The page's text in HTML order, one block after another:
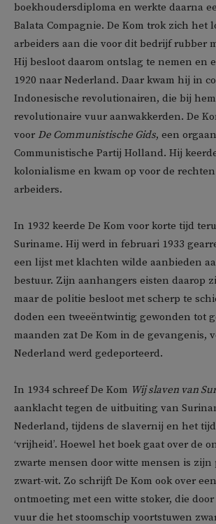
boekhoudersdiploma en werkte daarna
Balata Compagnie. De Kom trok zich het
arbeiders aan die voor dit bedrijf rubber
Hij besloot daarom ontslag te nemen en
1920 naar Nederland. Daar kwam hij in
Indonesische revolutionairen, die bij
revolutionaire vuur aanwakkerden. De
voor De Communistische Gids, een
Communistische Partij Holland. Hij
kolonialisme en kwam op voor de
arbeiders.
In 1932 keerde De Kom voor korte tijd
Suriname. Hij werd in februari 1933
een lijst met klachten wilde aanbieden
bestuur. Zijn aanhangers eisten daarop
maar de politie besloot met scherp te
doden een tweeëntwintig gewonden tot
maanden zat De Kom in de gevangenis,
Nederland werd gedeporteerd.
In 1934 schreef De Kom Wij slaven van
aanklacht tegen de uitbuiting van
Nederland, tijdens de slavernij en het
‘vrijheid’. Hoewel het boek gaat over de
zwarte mensen door witte mensen is
zwart-wit. Zo schrijft De Kom ook over
ontmoeting met een witte stoker, die
vuur die het stoomschip voortstuwen